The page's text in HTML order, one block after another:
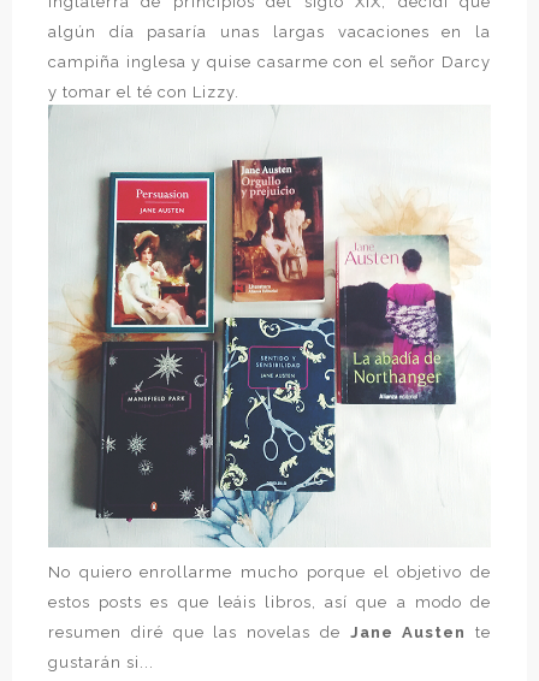
algún día pasaría unas largas vacaciones en la
campiña inglesa y quise casarme con el señor Darcy
y tomar el té con Lizzy.
No quiero enrollarme mucho porque el objetivo de
estos posts es que leáis libros, así que a modo de
resumen diré que las novelas de Jane Austen
te
gustarán si...